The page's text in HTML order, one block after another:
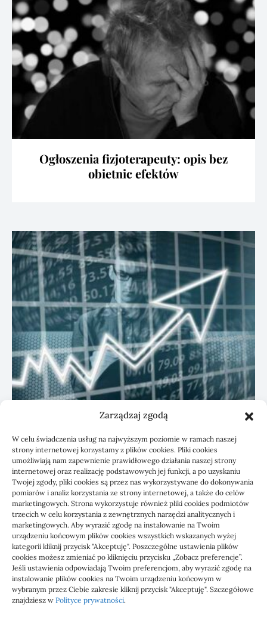
Zarządzaj zgodą
W celu świadczenia usług na najwyższym poziomie w ramach naszej
strony internetowej korzystamy z plików cookies. Pliki cookies
umożliwiają nam zapewnienie prawidłowego działania naszej strony
internetowej oraz realizację podstawowych jej funkcji, a po uzyskaniu
Twojej zgody, pliki cookies są przez nas wykorzystywane do dokonywania
pomiarów i analiz korzystania ze strony internetowej, a także do celów
marketingowych. Strona wykorzystuje również pliki cookies podmiotów
trzecich w celu korzystania z zewnętrznych narzędzi analitycznych i
marketingowych. Aby wyrazić zgodę na instalowanie na Twoim
urządzeniu końcowym plików cookies wszystkich wskazanych wyżej
kategorii kliknij przycisk "Akceptuję". Poszczególne ustawienia plików
cookies możesz zmieniać po kliknięciu przycisku „Zobacz preferencje”.
Jeśli ustawienia odpowiadają Twoim preferencjom, aby wyrazić zgodę na
instalowanie plików cookies na Twoim urządzeniu końcowym w
wybranym przez Ciebie zakresie kliknij przycisk "Akceptuję". Szczegółowe
znajdziesz w Polityce prywatności.
Ogłoszenia fizjoterapeuty: opis bez
obietnic efektów
KSeF: przygotowanie sp. z o.o. z biurem
rachunkowym
1000 WIADOMOŚCI